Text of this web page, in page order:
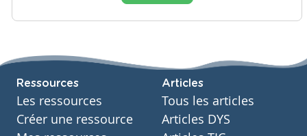
Ressources
Les ressources
Créer une ressource
Articles
Tous les articles
Articles DYS